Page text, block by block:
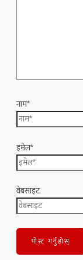
नाम*
इमेल*
वेबसाइट